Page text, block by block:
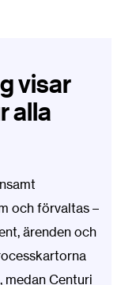
visar
alla
och förvaltas –
ärenden och
Centuri